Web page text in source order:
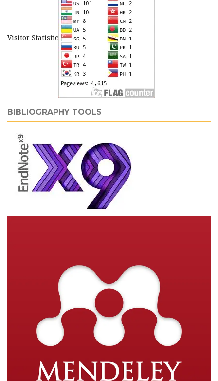
Visitor Statistic
BIBLIOGRAPHY TOOLS